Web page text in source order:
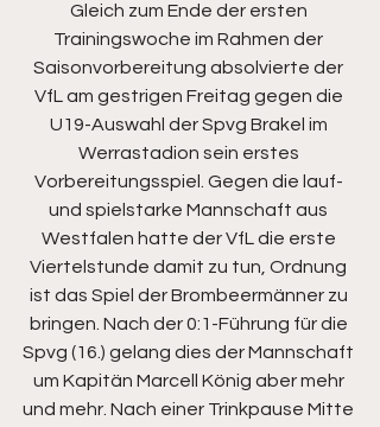
Gleich zum Ende der ersten
Trainingswoche im Rahmen der
Saisonvorbereitung absolvierte der
VfL am gestrigen Freitag gegen die
U19-Auswahl der Spvg Brakel im
Werrastadion sein erstes
Vorbereitungsspiel. Gegen die lauf-
und spielstarke Mannschaft aus
Westfalen hatte der VfL die erste
Viertelstunde damit zu tun, Ordnung
ist das Spiel der Brombeermänner zu
bringen. Nach der 0:1-Führung für die
Spvg (16.) gelang dies der Mannschaft
um Kapitän Marcell König aber mehr
und mehr. Nach einer Trinkpause Mitte